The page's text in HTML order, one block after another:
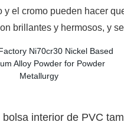
y el cromo pueden hacer
brillantes y hermosos, y
bolsa interior de PVC